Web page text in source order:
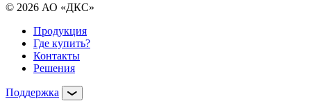
© 2026 АО «ДКС»
Продукция
Где купить?
Контакты
Решения
Поддержка